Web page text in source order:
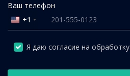
Ваш телефон
United
States
+1
+1
Я даю согласие на обработку